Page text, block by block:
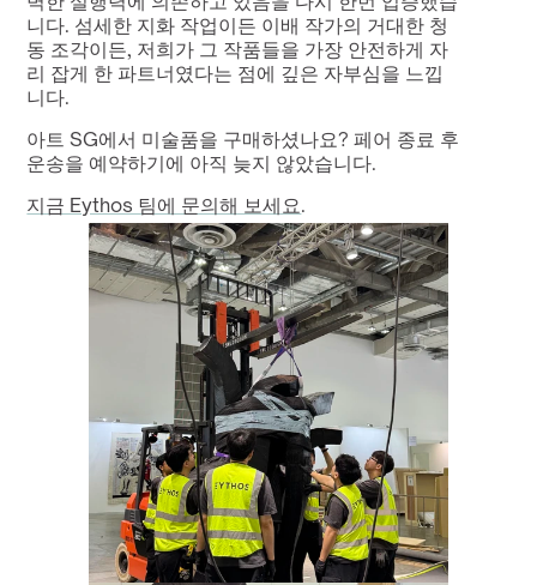
니다. 섬세한 지화 작업이든 이배 작가의 거대한 청
동 조각이든, 저희가 그 작품들을 가장 안전하게 자
리 잡게 한 파트너였다는 점에 깊은 자부심을 느낍
니다.
아트 SG에서 미술품을 구매하셨나요? 페어 종료 후
운송을 예약하기에 아직 늦지 않았습니다.
지금 Eythos 팀에 문의해 보세요.